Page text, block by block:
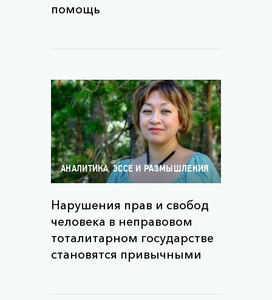
помощь
АНАЛИТИКА,ЭССЕ И РАЗМЫШЛЕНИЯ
Нарушения прав и свобод
человека в неправовом
тоталитарном государстве
становятся привычными